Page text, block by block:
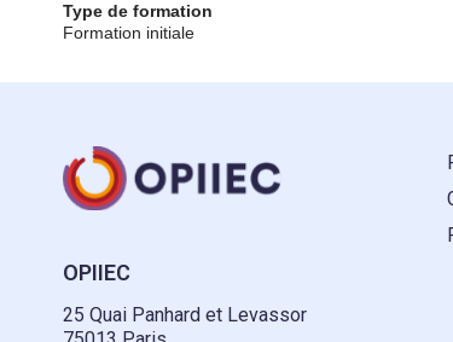
Type de formation
Formation initiale
OPIIEC
25 Quai Panhard et Levassor